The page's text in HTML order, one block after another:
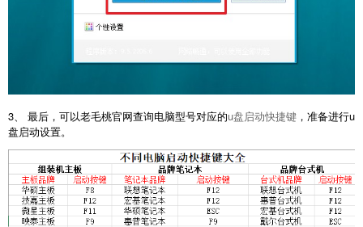
3、 最后，可以老毛桃官网查询电脑型号对应的u盘启动快捷键 ，准备进行u
盘启动设置。